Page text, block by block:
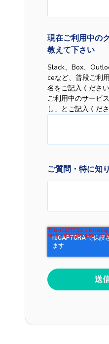
現在ご利用中の
教えて下さい
Slack、Box、
ceなど、普段ご利
名をご記入ください
ご利用中のサービ
し」とご記入くださ
ご質問・特に知